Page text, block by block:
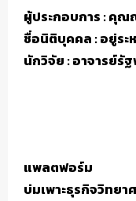
ผู้ประกอบการ : คุ
ชื่อนิติบุคคล : อยู่ระ
นักวิจัย : อาจารย์รั
แพลตฟอร์ม
บ่มเพาะธุรกิจวิทยา